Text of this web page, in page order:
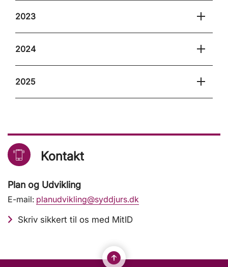
2023
2024
2025
Kontakt
Plan og Udvikling
E-mail: planudvikling@syddjurs.dk
Skriv sikkert til os med MitID